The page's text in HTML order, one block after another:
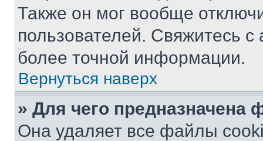
Также он мог вообще
пользователей. Свяжитесь
более точной информации.
Вернуться наверх
» Для чего предназначена
Она удаляет все файлы